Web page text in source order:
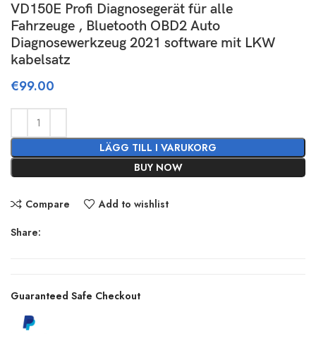
VD150E Profi Diagnosegerät für alle
Fahrzeuge , Bluetooth OBD2 Auto
Diagnosewerkzeug 2021 software mit LKW
kabelsatz
€99.00
LÄGG TILL I VARUKORG
BUY NOW
Compare Add to wishlist
Share:
Guaranteed Safe Checkout